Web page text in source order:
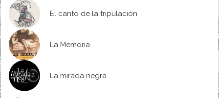
El canto de la tripulación
La Memoria
La mirada negra